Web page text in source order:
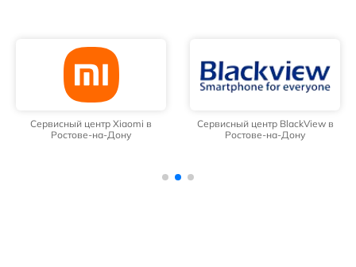
Сервисный центр Xiaomi в
Ростове-на-Дону
Сервисный центр BlackView в
Ростове-на-Дону